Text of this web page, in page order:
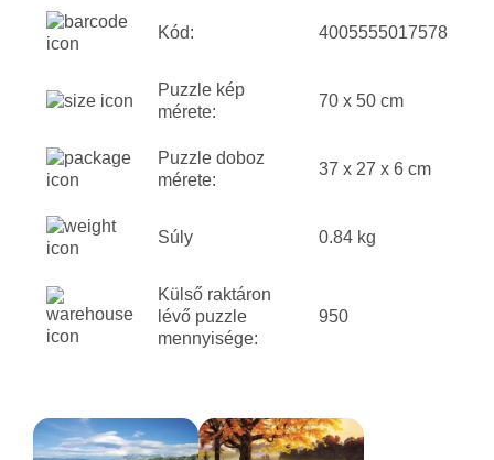
Kód: 4005555017578
Puzzle kép
mérete:
70 x 50 cm
Puzzle doboz
mérete:
37 x 27 x 6 cm
Súly 0.84 kg
Külső raktáron
lévő puzzle
mennyisége:
950